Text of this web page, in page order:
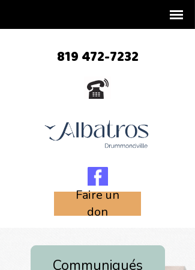
819 472-7232
Faire un
don
Communiqués